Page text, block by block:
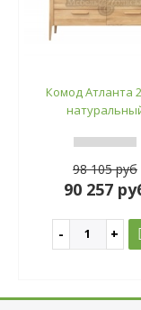
Комод Атланта
98 105 руб
90 257